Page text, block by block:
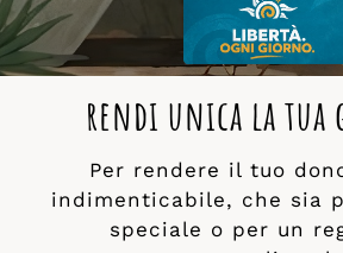
rendi unica la tua
Per rendere il tuo
indimenticabile, che sia
speciale o per un